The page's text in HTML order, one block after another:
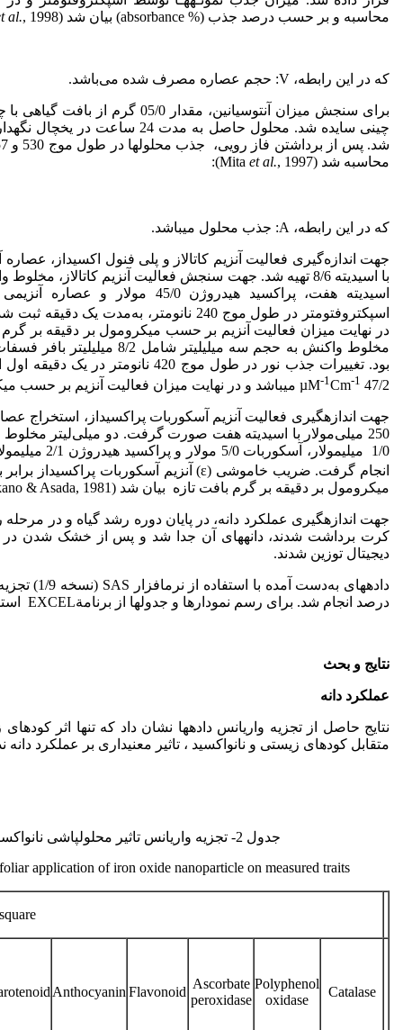
محاسبه و بر حسب درصد جذب (% absorbance) بیان شد (Krizek al., 1998):
که در این رابطه، V: حجم عصاره مصرف شده می‌باشد.
برای سنجش میزان آنتوسیانین،
محاسبه شد (Mita et al., 1997):
که در این رابطه، A: جذب محلول می­باشد.
اسیدیته هفت، پراکسید هیدروژن
اسپکتروفتومتر در طول موج 240 نانومتر، به‌مدت یک دقیقه ثبت شد. ضریب خاموشی (ε) آنزیم کاتالاز برابر با µM
در نهایت میزان فعالیت آنزیم بر حسب میکرومول بر دقیقه بر
µM-1 Cm-1 47/2 می­باشد و در نهایت میزان فعالیت آنزیم بر حسب میکرومول بر دقیقه بر گرم بافت تازه بیان شد (Kar & Mishra, 1976).
انجام گرفت. ضریب خاموشی (ε) آنزیم آسکوربات پراکسیداز برابر با µM
میکرومول بر دقیقه بر گرم بافت تازه بیان شد (Nakano & Asada, 1981).
جهت اندازه­گیری عملکرد دانه، در پایان دوره رشد گیاه و در
دیجیتال توزین شدند.
درصد انجام شد. برای رسم نمودار­ها و جدول­ها از برنامةEXCEL استفاده شد.
نتایج و بحث
عملکرد دانه
نتایج حاصل از تجزیه واریانس داده­ها نشان داد که تنها اثر
متقابل کودهای زیستی و نانواکسید ، تاثیر معنی­داری بر عملکرد دانه
جدول 2- تجزیه واریانس تاثیر محلول­پاشی نانواکسید آهن و کودهای زیستی بر صفات مورد بررسی.
application of iron oxide nanoparticle on measured traits.
Catalase
Polyphenol
oxidase
Ascorbate
peroxidase
Flavonoid
Anthocyanin